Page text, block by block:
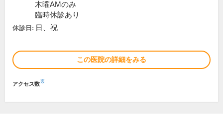
木曜AMのみ
臨時休診あり
休診日: 日、祝
この医院の詳細をみる
アクセス数※